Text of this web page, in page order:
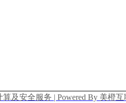
及安全服务 | Powered By 美橙互